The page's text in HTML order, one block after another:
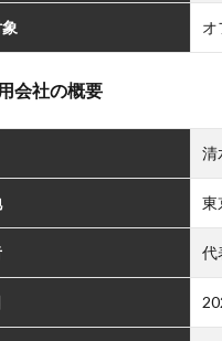
オ
会社の概要
清
東
代